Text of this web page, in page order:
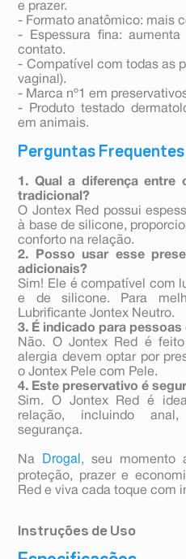
e prazer.
- Formato anatômico: mais
- Espessura fina:
contato.
- Compatível com todas as
vaginal).
- Marca nº1 em
- Produto testado
em animais.
Perguntas Frequentes
1. Qual a diferença
tradicional?
O Jontex Red possui
à base de silicone,
conforto na relação.
2. Posso usar esse
adicionais?
Sim! Ele é compatível com
e de silicone. Para
Lubrificante Jontex Neutro.
3. É indicado para
Não. O Jontex Red é
alergia devem optar por
o Jontex Pele com Pele.
4. Este preservativo é
Sim. O Jontex Red é
relação, incluindo
segurança.
Na Drogal,
seu momento
proteção, prazer e
Red e viva cada toque com
Instruções de Uso